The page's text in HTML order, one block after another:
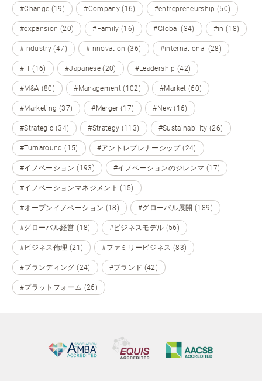
#Change (19) #Company (16) #entrepreneurship (50)
#expansion (20) #Family (16) #Global (34) #in (18)
#industry (47) #innovation (36) #international (28)
#IT (16) #Japanese (20) #Leadership (42)
#M&A (80) #Management (102) #Market (60)
#Marketing (37) #Merger (17) #New (16)
#Strategic (34) #Strategy (113) #Sustainability (26)
#Turnaround (15) #アントレプレナーシップ (24)
#イノベーション (193) #イノベーションのジレンマ (17)
#イノベーションマネジメント (15)
#オープンイノベーション (18) #グローバル展開 (189)
#グローバル経営 (18) #ビジネスモデル (56)
#ビジネス倫理 (21) #ファミリービジネス (83)
#ブランディング (24) #ブランド (42)
#プラットフォーム (26)